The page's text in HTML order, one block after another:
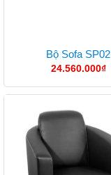
Bộ Sofa SP02
24.560.000₫